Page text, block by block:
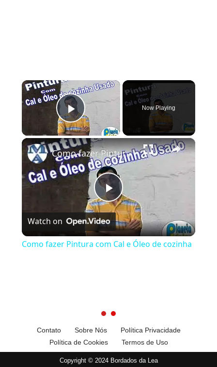
×
Play Video
Now Playing
×
Play
Video
Como fazer Pintura com Cal e Óleo de cozinha
Watch on
Como fazer Pintura com Cal e Óleo de cozinha
Contato Sobre Nós
Política Privacidade
Política de Cookies
Termos de Uso
Copyright © 2024 Bordados da Lea